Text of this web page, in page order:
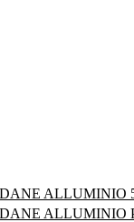
ALLUMINIO
ALLUMINIO